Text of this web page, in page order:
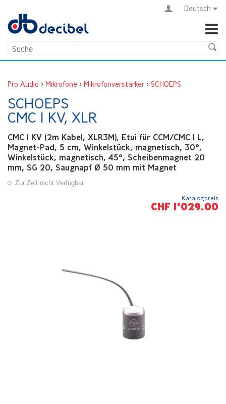
Deutsch
Pro Audio > Mikrofone > Mikrofonverstärker > SCHOEPS
SCHOEPS
CMC 1 KV, XLR
CMC 1 KV (2m Kabel, XLR3M), Etui für CCM/CMC 1 L,
Magnet-Pad, 5 cm, Winkelstück, magnetisch, 30°,
Winkelstück, magnetisch, 45°, Scheibenmagnet 20
mm, SG 20, Saugnapf Ø 50 mm mit Magnet
Zur Zeit nicht Verfügbar
Katalogpreis
CHF 1'029.00